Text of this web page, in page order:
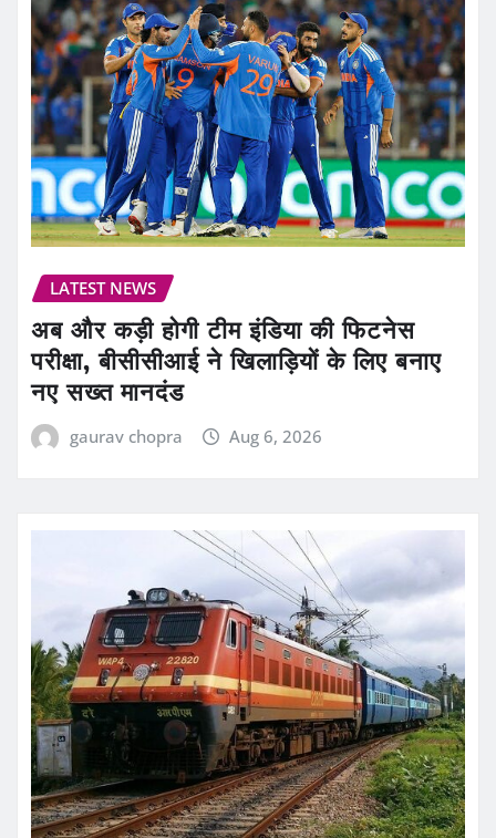
LATEST NEWS
अब और कड़ी होगी टीम इंडिया की फिटनेस
परीक्षा, बीसीसीआई ने खिलाड़ियों के लिए बनाए
नए सख्त मानदंड
gaurav chopra Aug 6, 2026